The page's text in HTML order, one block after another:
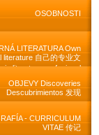
OSOBNOSTI
LITERATURA Own
literature 自己的专业文
literatura profesional
OBJEVY Discoveries
Descubrimientos 发现
- CURRICULUM
VITAE 传记